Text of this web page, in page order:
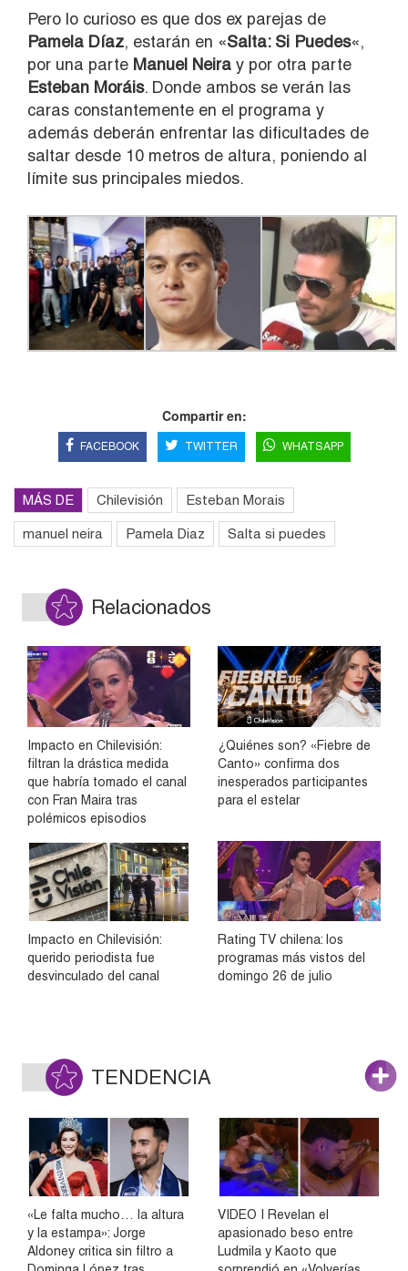
Pero lo curioso es que dos ex parejas de
Pamela Díaz, estarán en «Salta: Si Puedes«,
por una parte Manuel Neira y por otra parte
Esteban Moráis. Donde ambos se verán las
caras constantemente en el programa y
además deberán enfrentar las dificultades de
saltar desde 10 metros de altura, poniendo al
límite sus principales miedos.
Compartir en:
FACEBOOK TWITTER WHATSAPP
MÁS DE Chilevisión Esteban Morais
manuel neira Pamela Diaz Salta si puedes
Relacionados
Impacto en Chilevisión:
filtran la drástica medida
que habría tomado el canal
con Fran Maira tras
polémicos episodios
¿Quiénes son? «Fiebre de
Canto» confirma dos
inesperados participantes
para el estelar
Impacto en Chilevisión:
querido periodista fue
desvinculado del canal
Rating TV chilena: los
programas más vistos del
domingo 26 de julio
TENDENCIA
«Le falta mucho… la altura
y la estampa»: Jorge
Aldoney critica sin filtro a
VIDEO | Revelan el
apasionado beso entre
Ludmila y Kaoto que